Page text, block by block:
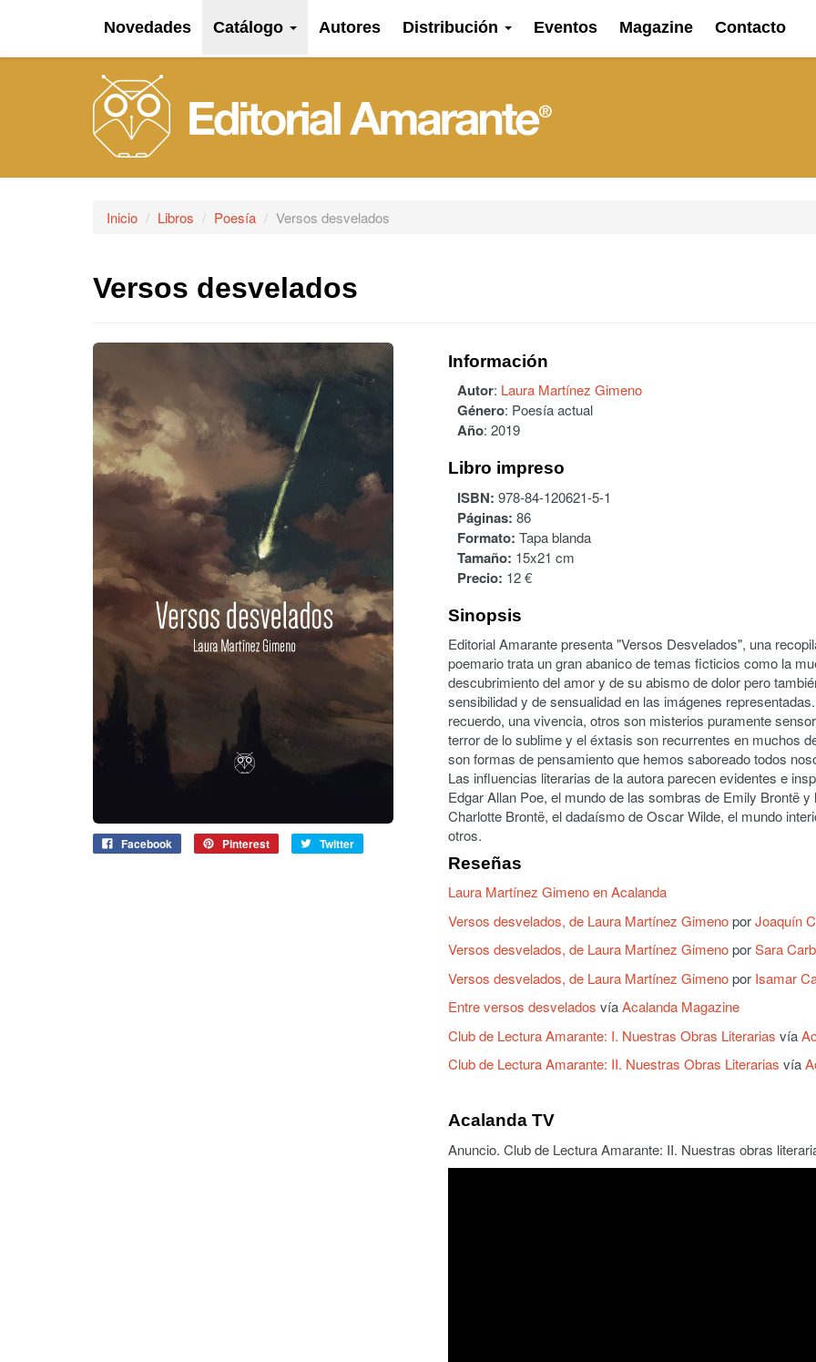
Novedades Catálogo Autores Distribución Eventos Magazine Contacto
Inicio Libros Poesía Versos desvelados
Versos desvelados
Facebook Pinterest Twitter
Información
Autor: Laura Martínez Gimeno
Género: Poesía actual
Año: 2019
Libro impreso
ISBN: 978-84-120621-5-1
Páginas: 86
Formato: Tapa blanda
Tamaño: 15x21 cm
Precio: 12 €
Sinopsis
Editorial Amarante presenta "Versos Desvelados", una
poemario trata un gran abanico de temas ficticios como la
descubrimiento del amor y de su abismo de dolor pero
sensibilidad y de sensualidad en las imágenes
recuerdo, una vivencia, otros son misterios puramente
terror de lo sublime y el éxtasis son recurrentes en muchos
son formas de pensamiento que hemos saboreado todos
Las influencias literarias de la autora parecen evidentes e
Edgar Allan Poe, el mundo de las sombras de Emily Brontë
Charlotte Brontë, el dadaísmo de Oscar Wilde, el mundo
otros.
Reseñas
Laura Martínez Gimeno en Acalanda
Versos desvelados, de Laura Martínez GimenoporJoaquín
Versos desvelados, de Laura Martínez GimenoporSara
Versos desvelados, de Laura Martínez Gimenopor Isamar
Entre versos desvelados víaAcalanda Magazine
Club de Lectura Amarante: I. Nuestras Obras Literarias vía
Club de Lectura Amarante: II. Nuestras Obras Literarias vía
Acalanda TV
Anuncio. Club de Lectura Amarante: II. Nuestras obras